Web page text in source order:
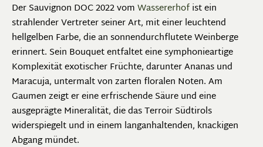
Der Sauvignon DOC 2022 vomWassererhofist ein
strahlender Vertreter seiner Art, mit einer leuchtend
hellgelben Farbe, die an sonnendurchflutete Weinberge
erinnert. Sein Bouquet entfaltet eine symphonieartige
Komplexität exotischer Früchte, darunter Ananas und
Maracuja, untermalt von zarten floralen Noten. Am
Gaumen zeigt er eine erfrischende Säure und eine
ausgeprägte Mineralität, die das Terroir Südtirols
widerspiegelt und in einem langanhaltenden, knackigen
Abgang mündet.